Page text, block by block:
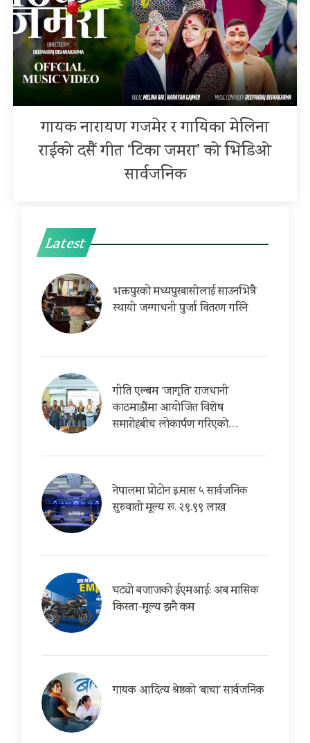
गायक नारायण गजमेर र गायिका मेलिना
राईको दसैं गीत ‘टिका जमरा’ को भिडिओ
सार्वजनिक
Latest
भक्तपुरको मध्यपुरबासीलाई साउनभित्रै
स्थायी जग्गाधनी पुर्जा वितरण गरिने
गीति एल्बम ‘जागृति’ राजधानी
काठमाडौंमा आयोजित विशेष
समारोहबीच लोकार्पण गरिएको…
नेपालमा प्रोटोन इ.मास ५ सार्वजनिक
सुरुवाती मूल्य रू. २९.९९ लाख
घट्यो बजाजको ईएमआई: अब मासिक
किस्ता-मूल्य झनै कम
गायक आदित्य श्रेष्ठको ‘बाचा’ सार्वजनिक